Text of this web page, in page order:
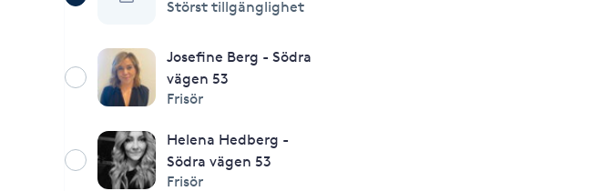
Störst tillgänglighet
Josefine Berg - Södra
vägen 53
Frisör
Helena Hedberg -
Södra vägen 53
Frisör